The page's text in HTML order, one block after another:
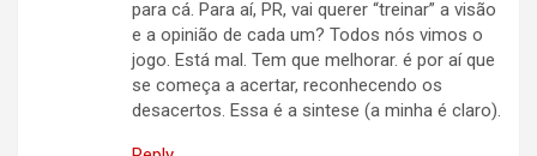
para cá. Para aí, PR, vai querer “treinar” a visão
e a opinião de cada um? Todos nós vimos o
jogo. Está mal. Tem que melhorar. é por aí que
se começa a acertar, reconhecendo os
desacertos. Essa é a sintese (a minha é claro).